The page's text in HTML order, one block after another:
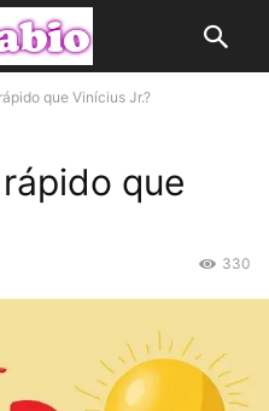
que Vinícius Jr.?
que
330